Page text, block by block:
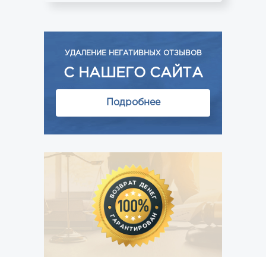
УДАЛЕНИЕ НЕГАТИВНЫХ ОТЗЫВОВ
С НАШЕГО САЙТА
Подробнее